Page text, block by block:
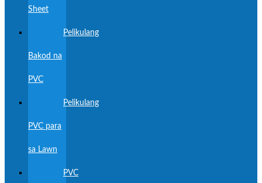
Sheet
Pelikulang
Bakod na
PVC
Pelikulang
PVC para
sa Lawn
PVC